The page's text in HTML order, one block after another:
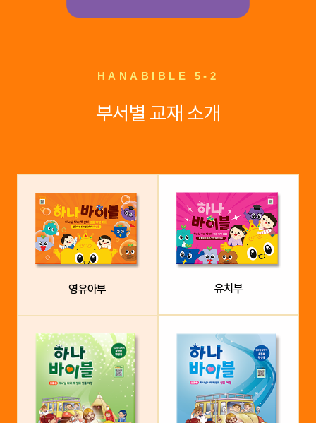
HANABIBLE 5-2
부서별 교재 소개
영유아부 유치부